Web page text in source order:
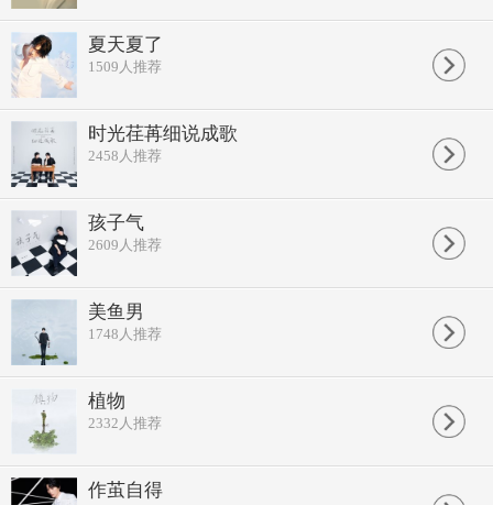
夏天夏了
1509 人推荐
时光荏苒细说成歌
2458 人推荐
孩子气
2609 人推荐
美鱼男
1748 人推荐
植物
2332 人推荐
作茧自得